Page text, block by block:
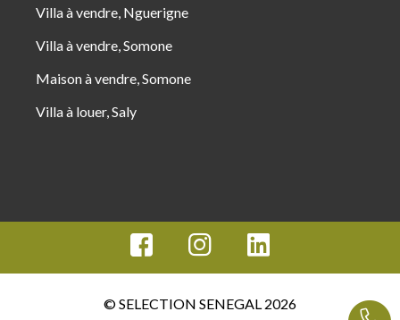
Villa à vendre, Nguerigne
Villa à vendre, Somone
Maison à vendre, Somone
Villa à louer, Saly
© SELECTION SENEGAL 2026